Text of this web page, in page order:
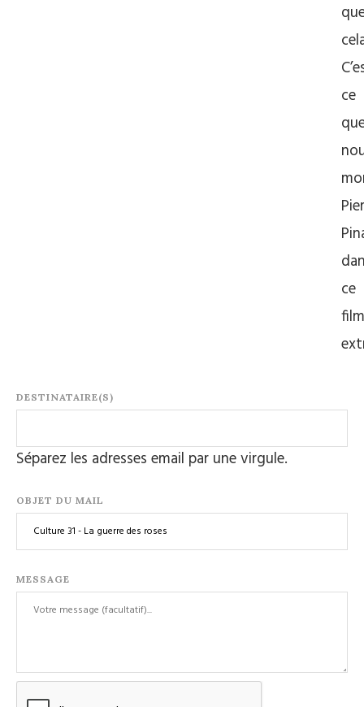
ce
ce
film
DESTINATAIRE(S)
Séparez les adresses email par une virgule.
OBJET DU MAIL
MESSAGE